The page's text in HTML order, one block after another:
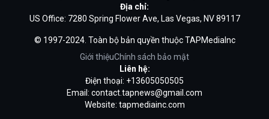
Địa chỉ:
US Office: 7280 Spring Flower Ave, Las Vegas, NV 89117
© 1997-2024. Toàn bộ bản quyền thuộc TAPMediaInc
Giới thiệuChính sách bảo mật
Liên hệ:
Điện thoại: +13605050505
Email: contact.tapnews@gmail.com
Website: tapmediainc.com